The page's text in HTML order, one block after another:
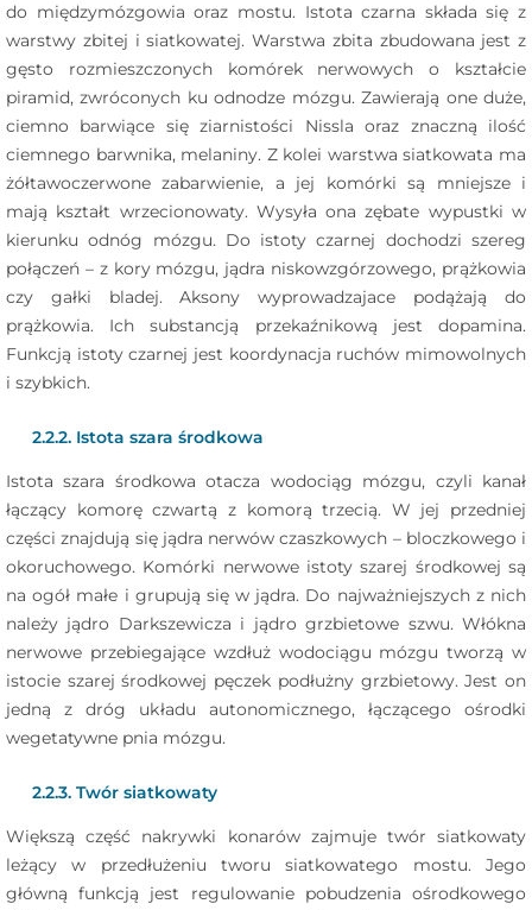
do międzymózgowia oraz mostu. Istota czarna składa się z
warstwy zbitej i siatkowatej. Warstwa zbita zbudowana jest z
gęsto rozmieszczonych komórek nerwowych o kształcie
piramid, zwróconych ku odnodze mózgu. Zawierają one duże,
ciemno barwiące się ziarnistości Nissla oraz znaczną ilość
ciemnego barwnika, melaniny. Z kolei warstwa siatkowata ma
żółtawoczerwone zabarwienie, a jej komórki są mniejsze i
mają kształt wrzecionowaty. Wysyła ona zębate wypustki w
kierunku odnóg mózgu. Do istoty czarnej dochodzi szereg
połączeń – z kory mózgu, jądra niskowzgórzowego, prążkowia
czy gałki bladej. Aksony wyprowadzajace podążają do
prążkowia. Ich substancją przekaźnikową jest dopamina.
Funkcją istoty czarnej jest koordynacja ruchów mimowolnych
i szybkich.
2.2.2. Istota szara środkowa
Istota szara środkowa otacza wodociąg mózgu, czyli kanał
łączący komorę czwartą z komorą trzecią. W jej przedniej
części znajdują się jądra nerwów czaszkowych – bloczkowego i
okoruchowego. Komórki nerwowe istoty szarej środkowej są
na ogół małe i grupują się w jądra. Do najważniejszych z nich
należy jądro Darkszewicza i jądro grzbietowe szwu. Włókna
nerwowe przebiegające wzdłuż wodociągu mózgu tworzą w
istocie szarej środkowej pęczek podłużny grzbietowy. Jest on
jedną z dróg układu autonomicznego, łączącego ośrodki
wegetatywne pnia mózgu.
2.2.3. Twór siatkowaty
Większą część nakrywki konarów zajmuje twór siatkowaty
leżący w przedłużeniu tworu siatkowatego mostu. Jego
główną funkcją jest regulowanie pobudzenia ośrodkowego